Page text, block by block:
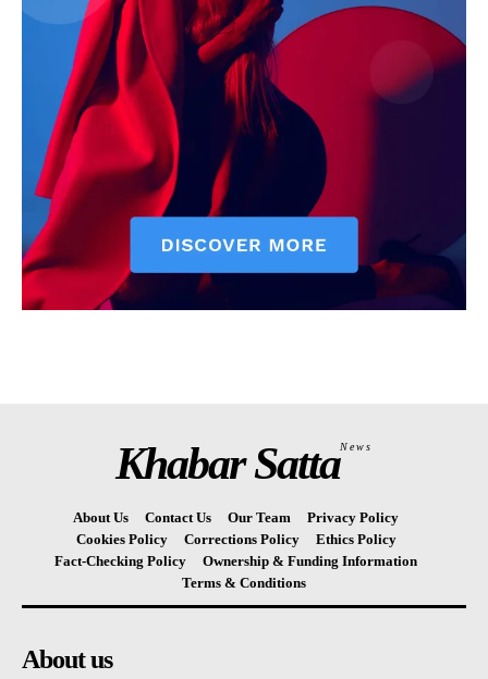
Khabar SattaNews
About Us Contact Us Our Team
Privacy Policy
Cookies Policy
Corrections Policy
Ethics Policy
Fact-Checking Policy
Ownership & Funding Information
Terms & Conditions
About us